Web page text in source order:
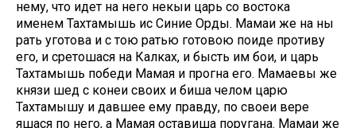
нему, что идет на него некыи царь со востока
именем Тахтамышь ис Синие Орды. Мамаи же на ны
рать уготова и с тою ратью готовою поиде противу
его, и сретошася на Калках, и бысть им бои, и царь
Тахтамышь победи Мамая и прогна его. Мамаевы же
князи шед с конеи своих и биша челом царю
Тахтамышу и давшее ему правду, по своеи вере
яшася по него, а Мамая оставиша поругана. Мамаи же